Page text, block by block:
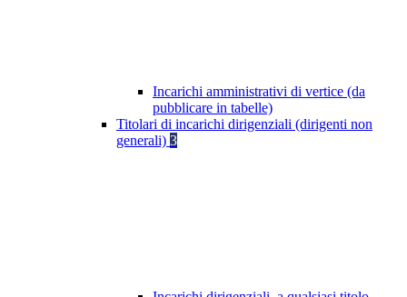
Incarichi amministrativi di vertice (da
pubblicare in tabelle)
Titolari di incarichi dirigenziali (dirigenti non
generali) 3